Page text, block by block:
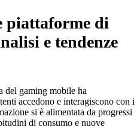
piattaforme di
e tendenze
del gaming mobile ha
accedono e interagiscono con i
si è alimentata da progressi
di consumo e nuove